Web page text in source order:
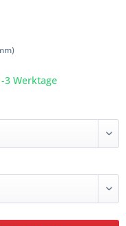
3 Werktage